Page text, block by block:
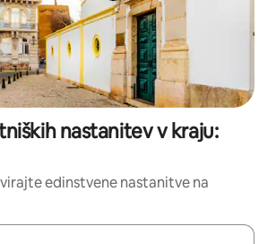
nastanitev v kraju:
edinstvene nastanitve na